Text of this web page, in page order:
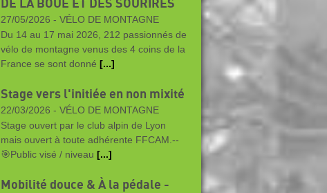
DE LA BOUE ET DES SOURIRES
27/05/2026 - VÉLO DE MONTAGNE
Du 14 au 17 mai 2026, 212 passionnés de
vélo de montagne venus des 4 coins de la
France se sont donné [...]
Stage vers l'initiée en non mixité
22/03/2026 - VÉLO DE MONTAGNE
Stage ouvert par le club alpin de Lyon
mais ouvert à toute adhérente FFCAM.--
🎯Public visé / niveau [...]
Mobilité douce & À la pédale -